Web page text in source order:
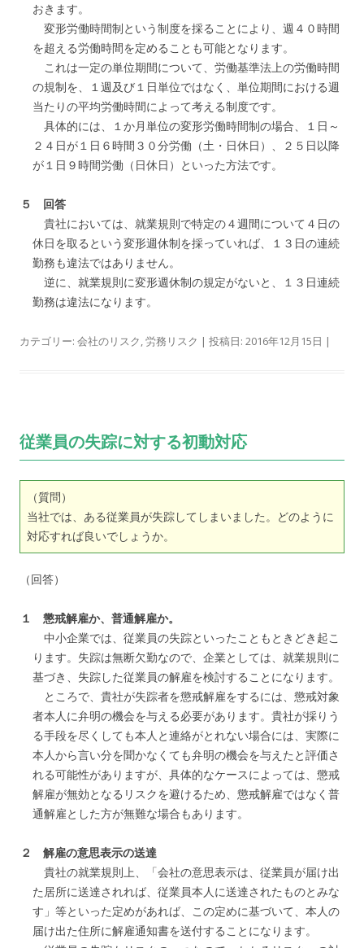
おきます。
変形労働時間制という制度を採ることにより、週４０時間
を超える労働時間を定めることも可能となります。
これは一定の単位期間について、労働基準法上の労働時間
の規制を、１週及び１日単位ではなく、単位期間における週
当たりの平均労働時間によって考える制度です。
具体的には、１か月単位の変形労働時間制の場合、１日～
２４日が１日６時間３０分労働（土・日休日）、２５日以降
が１日９時間労働（日休日）といった方法です。
５ 回答
貴社においては、就業規則で特定の４週間について４日の
休日を取るという変形週休制を採っていれば、１３日の連続
勤務も違法ではありません。
逆に、就業規則に変形週休制の規定がないと、１３日連続
勤務は違法になります。
カテゴリー: 会社のリスク,労務リスク | 投稿日: 2016年12月15日 |
従業員の失踪に対する初動対応
（質問）
当社では、ある従業員が失踪してしまいました。どのように
対応すれば良いでしょうか。
（回答）
１ 懲戒解雇か、普通解雇か。
中小企業では、従業員の失踪といったこともときどき起こ
ります。失踪は無断欠勤なので、企業としては、就業規則に
基づき、失踪した従業員の解雇を検討することになります。
ところで、貴社が失踪者を懲戒解雇をするには、懲戒対象
者本人に弁明の機会を与える必要があります。貴社が採りう
る手段を尽くしても本人と連絡がとれない場合には、実際に
本人から言い分を聞かなくても弁明の機会を与えたと評価さ
れる可能性がありますが、具体的なケースによっては、懲戒
解雇が無効となるリスクを避けるため、懲戒解雇ではなく普
通解雇とした方が無難な場合もあります。
２ 解雇の意思表示の送達
貴社の就業規則上、「会社の意思表示は、従業員が届け出
た居所に送達されれば、従業員本人に送達されたものとみな
す」等といった定めがあれば、この定めに基づいて、本人の
届け出た住所に解雇通知書を送付することになります。